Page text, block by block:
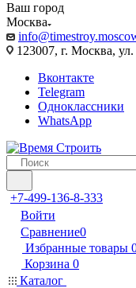
Ваш город
Москва
123007, г. Москва,
Вконтакте
Telegram
Одноклассники
WhatsApp
+7-499-136-8-333
Войти
Сравнение0
Избранные товары
Корзина 0
Каталог